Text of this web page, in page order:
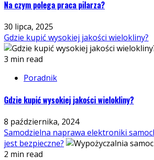
Na czym polega praca pilarza?
30 lipca, 2025
Gdzie kupić wysokiej jakości wielokliny?
3 min read
Poradnik
Gdzie kupić wysokiej jakości wielokliny?
8 października, 2024
Samodzielna naprawa elektroniki
jest bezpieczne?
2 min read